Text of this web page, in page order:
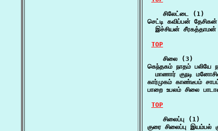
    சிலேட்டை (1)
செட்டி கவிப்பன்
இச்சியன்
TOP
    சிலை (3)
கெந்தகம் நாதம் பலியே
மாணார் குநடி
கார்முகம் காண்டீபம்
பாறை உபலம் சிலை
TOP
    சிலைப்பு (1)
குரை சிலைப்பு இயம்பல்